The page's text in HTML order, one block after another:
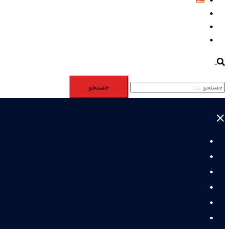
Search
جستجو
برای:
Close